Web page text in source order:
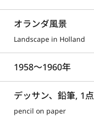
オランダ風景
Landscape in Holland
1958～1960年
デッサン、鉛筆, 1点
pencil on paper